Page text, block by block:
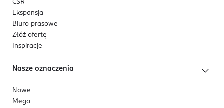
CSR
Ekspansja
Biuro prasowe
Złóż ofertę
Inspiracje
Nasze oznaczenia
Nowe
Mega